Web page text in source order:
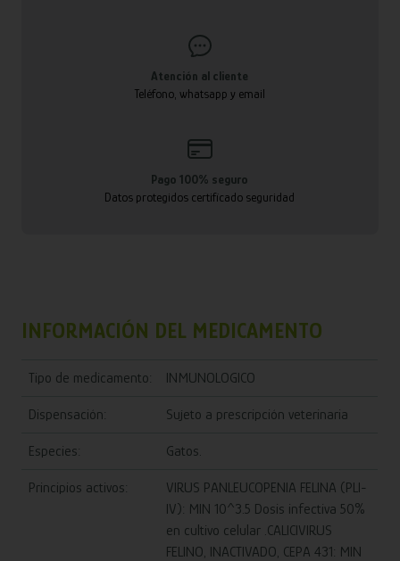
Atención al cliente
Teléfono, whatsapp y email
Pago 100% seguro
Datos protegidos certificado seguridad
INFORMACIÓN DEL MEDICAMENTO
Tipo de medicamento: INMUNOLOGICO
Dispensación: Sujeto a prescripción veterinaria
Especies: Gatos.
Principios activos:
VIRUS PANLEUCOPENIA FELINA (PLI-
IV): MIN 10^3.5 Dosis infectiva 50%
en cultivo celular .CALICIVIRUS
FELINO, INACTIVADO, CEPA 431: MIN